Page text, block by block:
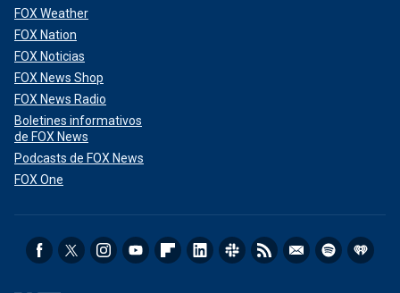
FOX Weather
FOX Nation
FOX Noticias
FOX News Shop
FOX News Radio
Boletines informativos
de FOX News
Podcasts de FOX News
FOX One